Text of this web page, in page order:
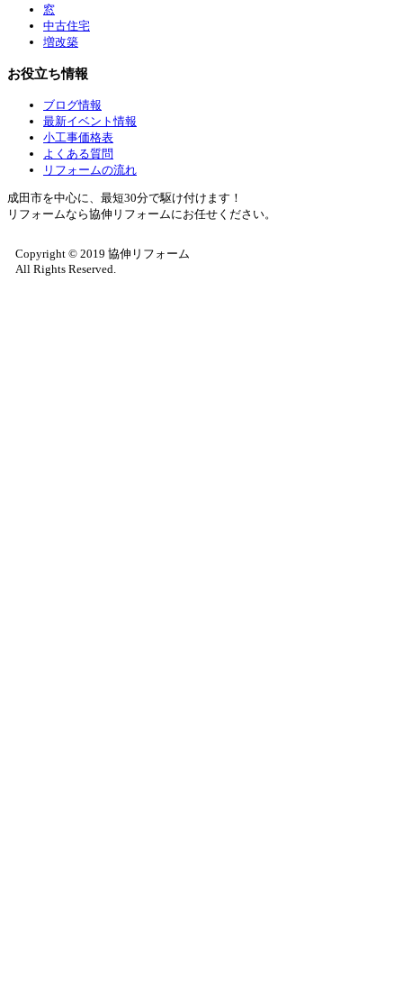
窓
中古住宅
増改築
お役立ち情報
ブログ情報
最新イベント情報
小工事価格表
よくある質問
リフォームの流れ
成田市を中心に、最短30分で駆け付けます！
リフォームなら協伸リフォームにお任せください。
Copyright © 2019 協伸リフォーム
All Rights Reserved.